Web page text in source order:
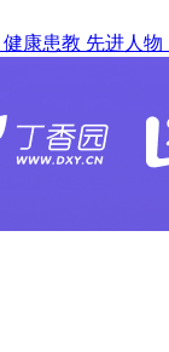
健康患教 先进人物